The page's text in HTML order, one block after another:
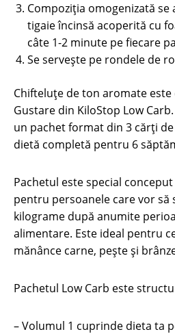
Compoziţia omogenizată se
tigaie încinsă acoperită cu
câte 1-2 minute pe fiecare
Se serveşte pe rondele de
Chifteluțe de ton aromate
Gustare din KiloStop Low
un pachet format din 3 cărți
dietă completă pentru 6
Pachetul este special
pentru persoanele care vor să
kilograme după anumite
alimentare. Este ideal pentru
mănânce carne, pește și
Pachetul Low Carb este
– Volumul 1 cuprinde dieta ta